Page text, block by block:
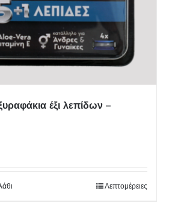
έξι λεπίδων –
Λεπτομέρειες